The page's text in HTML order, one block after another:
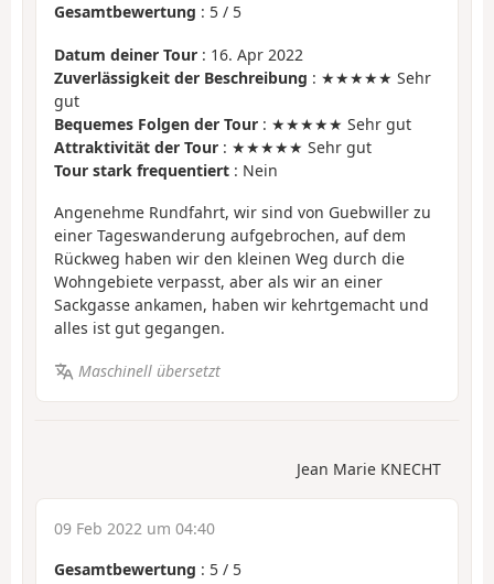
Gesamtbewertung : 5 / 5
Datum deiner Tour : 16. Apr 2022
Zuverlässigkeit der Beschreibung : ★★★★★ Sehr
gut
Bequemes Folgen der Tour : ★★★★★ Sehr gut
Attraktivität der Tour : ★★★★★ Sehr gut
Tour stark frequentiert : Nein
Angenehme Rundfahrt, wir sind von Guebwiller zu
einer Tageswanderung aufgebrochen, auf dem
Rückweg haben wir den kleinen Weg durch die
Wohngebiete verpasst, aber als wir an einer
Sackgasse ankamen, haben wir kehrtgemacht und
alles ist gut gegangen.
Maschinell übersetzt
Jean Marie KNECHT
09 Feb 2022 um 04:40
Gesamtbewertung : 5 / 5